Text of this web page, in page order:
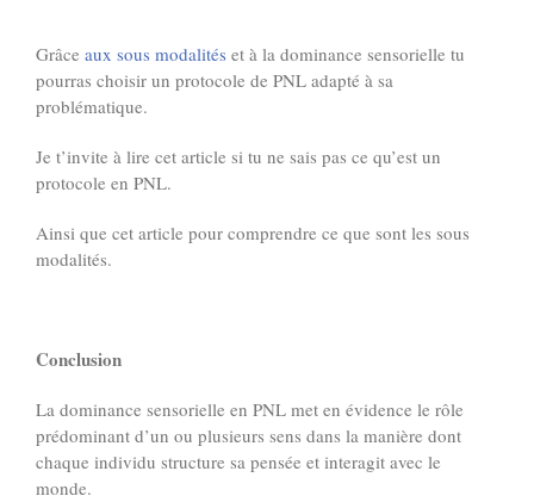
Grâce aux sous modalités et à la dominance sensorielle tu
pourras choisir un protocole de PNL adapté à sa
problématique.
Je t’invite à lire cet article si tu ne sais pas ce qu’est un
protocole en PNL.
Ainsi que cet article pour comprendre ce que sont les sous
modalités.
Conclusion
La dominance sensorielle en PNL met en évidence le rôle
prédominant d’un ou plusieurs sens dans la manière dont
chaque individu structure sa pensée et interagit avec le
monde.